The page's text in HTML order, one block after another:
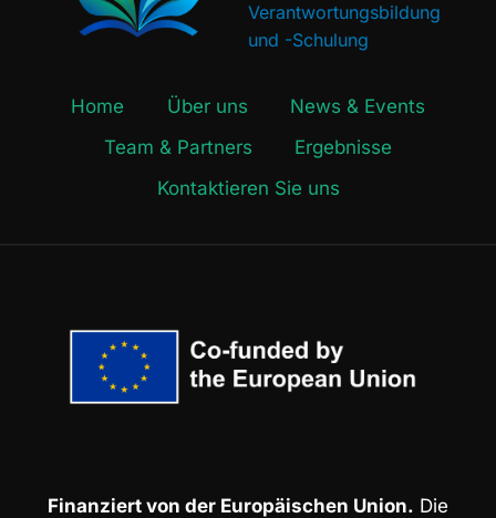
Verantwortungsbildung
und -Schulung
Home Über uns
News & Events
Team & Partners
Ergebnisse
Kontaktieren Sie uns
Finanziert von der Europäischen Union. Die